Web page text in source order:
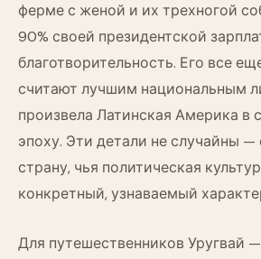
ферме с женой и их трехногой
90% своей президентской
благотворительность. Его все
считают лучшим национальным
произвела Латинская Америка в
эпоху. Эти детали не случайны —
страну, чья политическая
конкретный, узнаваемый
Для путешественников Уругвай —